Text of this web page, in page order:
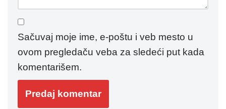
Sačuvaj moje ime, e-poštu i veb mesto u
ovom pregledaču veba za sledeći put kada
komentarišem.